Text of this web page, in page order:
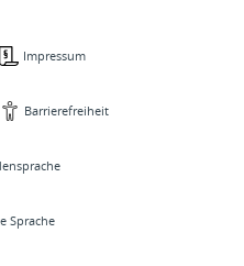
Impressum
Barrierefreiheit
Sprache